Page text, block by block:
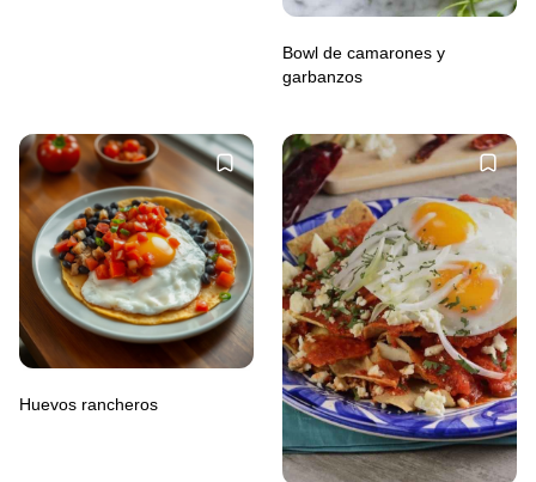
Bowl de camarones y
garbanzos
Huevos rancheros